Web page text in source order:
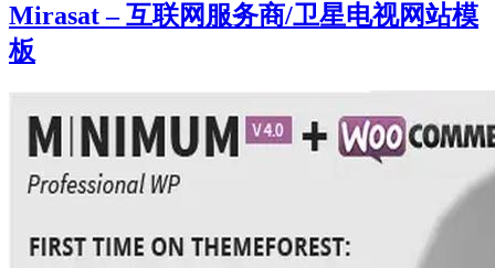
Mirasat – 互联网服务商/卫星电视网站模
板